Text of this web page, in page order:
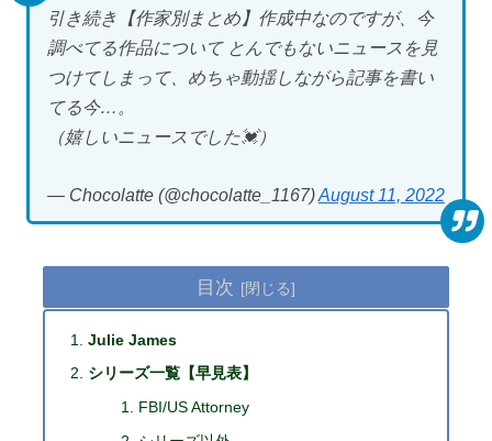
引き続き【作家別まとめ】作成中なのですが、今
調べてる作品について とんでもないニュースを見
つけてしまって、めちゃ動揺しながら記事を書い
てる今…。
（嬉しいニュースでした💓）
— Chocolatte (@chocolatte_1167)August 11, 2022
目次
Julie James
シリーズ一覧【早見表】
FBI/US Attorney